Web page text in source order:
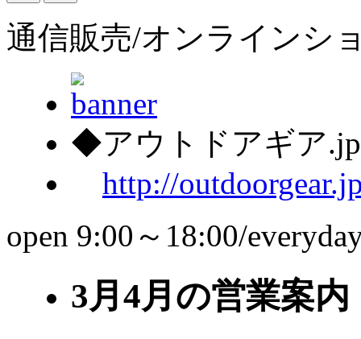
通信販売/オンラインシ
◆アウトドアギア
http://
open 9:00～18:00/
3月4月の営業案内